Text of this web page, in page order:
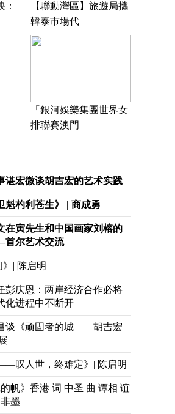
：
【聯動灣區】旅遊局攜
韓泰市場代
「銀河娛樂集團世界女
排聯賽澳門
谌宏微谈胡吉宏的艺术实践
魁杓利苍生》 | 商成勇
在寅先生和中国画家刘榕的
尔艺术交流
| 陈启明
彭庆恩：两岸经济合作必将
化进程中不断开
谈《顽固者的城——胡吉宏
叹人世，终难定》| 陈启明
的帆》香港 词 中圣 曲 谭相 谊
墨